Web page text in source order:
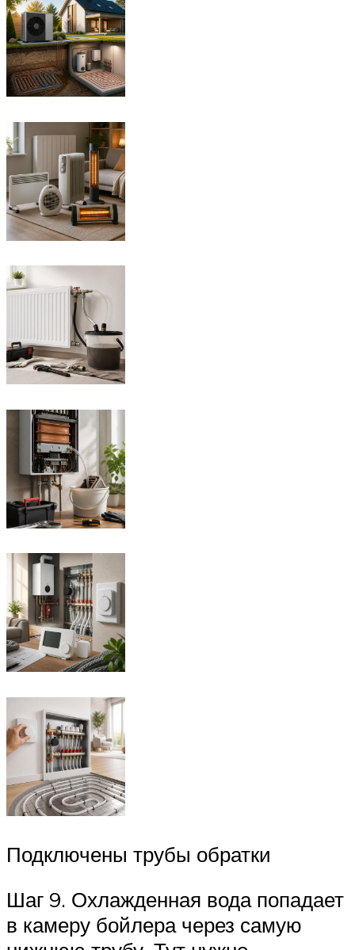
Подключены трубы обратки
Шаг 9. Охлажденная вода попадает
в камеру бойлера через самую